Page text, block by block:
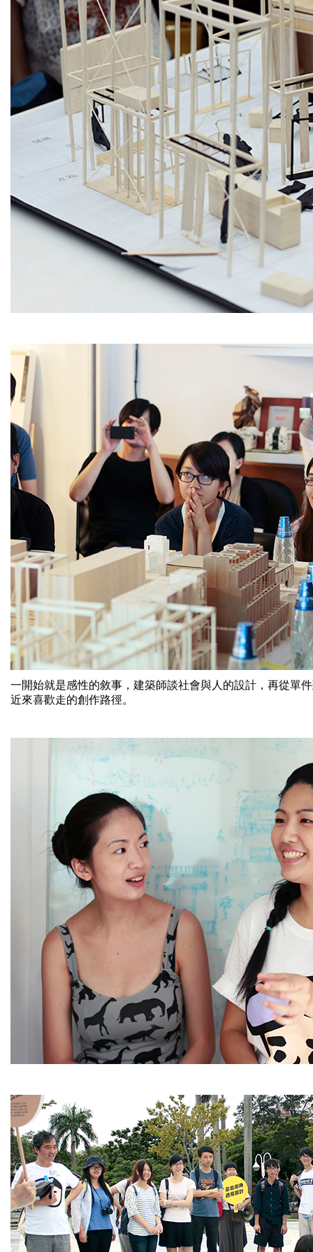
一開始就是感性的敘事， 建築師談社會與人的設計，再從單
近來喜歡走的創作路徑。